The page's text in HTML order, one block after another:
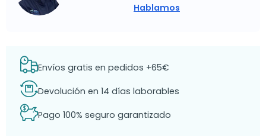
Hablamos
Envíos gratis en pedidos +65€
Devolución en 14 días laborables
Pago 100% seguro garantizado